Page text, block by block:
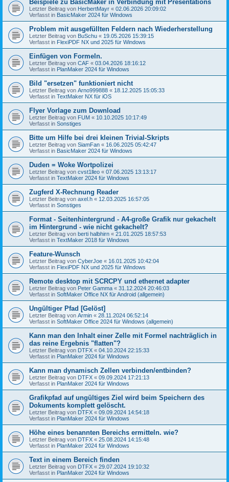
Beispiele zu BasicMaker in Verbindung mit Presentations
Letzter Beitrag von HerbertMayr « 02.06.2026 20:09:02
Verfasst in BasicMaker 2024 für Windows
Problem mit ausgefüllten Feldern nach Wiederherstellung
Letzter Beitrag von BuSchu « 19.05.2026 15:39:15
Verfasst in FlexiPDF NX und 2025 für Windows
Einfügen von Formeln.
Letzter Beitrag von CAF « 03.04.2026 18:16:12
Verfasst in PlanMaker 2024 für Windows
Bild "ersetzen" funktioniert nicht
Letzter Beitrag von Arno999888 « 18.12.2025 15:05:33
Verfasst in TextMaker NX für iOS
Flyer Vorlage zum Download
Letzter Beitrag von FUM « 10.10.2025 10:17:49
Verfasst in Sonstiges
Bitte um Hilfe bei drei kleinen Trivial-Skripts
Letzter Beitrag von SiamFan « 16.06.2025 05:42:47
Verfasst in BasicMaker 2024 für Windows
Duden = Woke Wortpolizei
Letzter Beitrag von cvst1lleo « 07.06.2025 13:13:17
Verfasst in TextMaker 2024 für Windows
Zugferd X-Rechnung Reader
Letzter Beitrag von axel.h « 12.03.2025 16:57:05
Verfasst in Sonstiges
Format - Seitenhintergrund - A4-große Grafik nur gekachelt
im Hintergrund - wie nicht gekachelt?
Letzter Beitrag von berti halbhirn « 21.01.2025 18:57:53
Verfasst in TextMaker 2018 für Windows
Feature-Wunsch
Letzter Beitrag von CyberJoe « 16.01.2025 10:42:04
Verfasst in FlexiPDF NX und 2025 für Windows
Remote desktop mit SCRCPY und ethernet adapter
Letzter Beitrag von Peter Gamma « 31.12.2024 20:46:03
Verfasst in SoftMaker Office NX für Android (allgemein)
Ungültiger Pfad [Gelöst]
Letzter Beitrag von Armin « 28.11.2024 06:52:14
Verfasst in SoftMaker Office 2024 für Windows (allgemein)
Kann man den Inhalt einer Zelle mit Formel nachträglich in
das reine Ergebnis "flatten"?
Letzter Beitrag von DTFX « 04.10.2024 22:15:33
Verfasst in PlanMaker 2024 für Windows
Kann man dynamisch Zellen verbinden/entbinden?
Letzter Beitrag von DTFX « 09.09.2024 17:21:13
Verfasst in PlanMaker 2024 für Windows
Grafikpfad auf ungültiges Ziel wird beim Speichern des
Dokuments komplett gelöscht.
Letzter Beitrag von DTFX « 09.09.2024 14:54:18
Verfasst in PlanMaker 2024 für Windows
Höhe eines benannten Bereichs ermitteln. wie?
Letzter Beitrag von DTFX « 25.08.2024 14:15:48
Verfasst in PlanMaker 2024 für Windows
Text in einem Bereich finden
Letzter Beitrag von DTFX « 29.07.2024 19:10:32
Verfasst in PlanMaker 2024 für Windows